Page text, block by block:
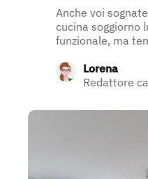
Anche voi
cucina soggiorno
funzionale, ma
Lorena
Redattore